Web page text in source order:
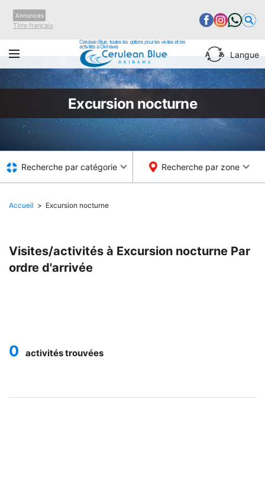
Annonces
Titre français
Cerulean Blue, toutes les options pour les visites et les
activités à Okinawa
Langue
Accueil Excursion nocturne
Recherche par catégorie Recherche par zone
Excursion nocturne
Visites/activités à Excursion nocturne Par
ordre d'arrivée
0 activités trouvées